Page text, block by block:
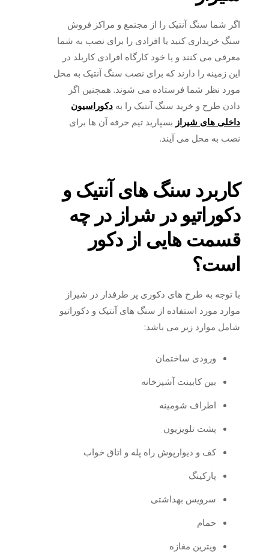
اگر شما سنگ آنتیک را از مجتمع و مراکز فروش
سنگ خریداری کنید یا افرادی را برای نصب به شما
معرفی می کنند و یا خود کارگاه افرادی کاربلد در
این زمینه را دارند که برای نصب سنگ آنتیک به محل
مورد نظر شما فرستاده می شوند. همچنین اگر
دادن طرح و خرید سنگ آنتیک را بهدکوراسیون
داخلی های شیرازبسپارید تیم حرفه آن ها برای
نصب به محل می آیند.
کاربرد سنگ های آنتیک و
دکوراتیو در شراز در چه
قسمت هایی از دکور
است؟
با توجه به طرح های دکوری پر طرفدار در شیراز
موارد مورد استفاده از سنگ های آنتیک و دکوراتیو
شامل موارد زیر می باشد:
ورودی ساختمان
بین کابینت آشپزخانه
اطراف شومینه
پشت تلویزیون
کف و دیوارپوش راه پله و اتاق خواب
پارکینگ
سرویس بهداشتی
حمام
ویترین مغازه